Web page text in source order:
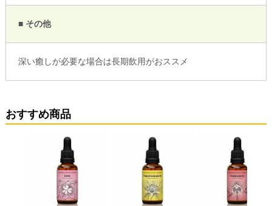
■ その他
深い癒しが必要な場合は長期飲用がおススメ
おすすめ商品